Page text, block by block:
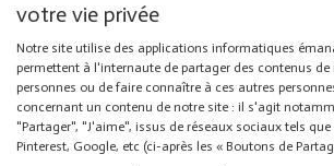
votre vie privée
Notre site utilise des applications informatiques
permettent à l'internaute de partager des contenus
personnes ou de faire connaître à ces autres
concernant un contenu de notre site : il s'agit
"Partager", "J'aime", issus de réseaux sociaux tels que
Pinterest, Google, etc (ci-après les « Boutons de